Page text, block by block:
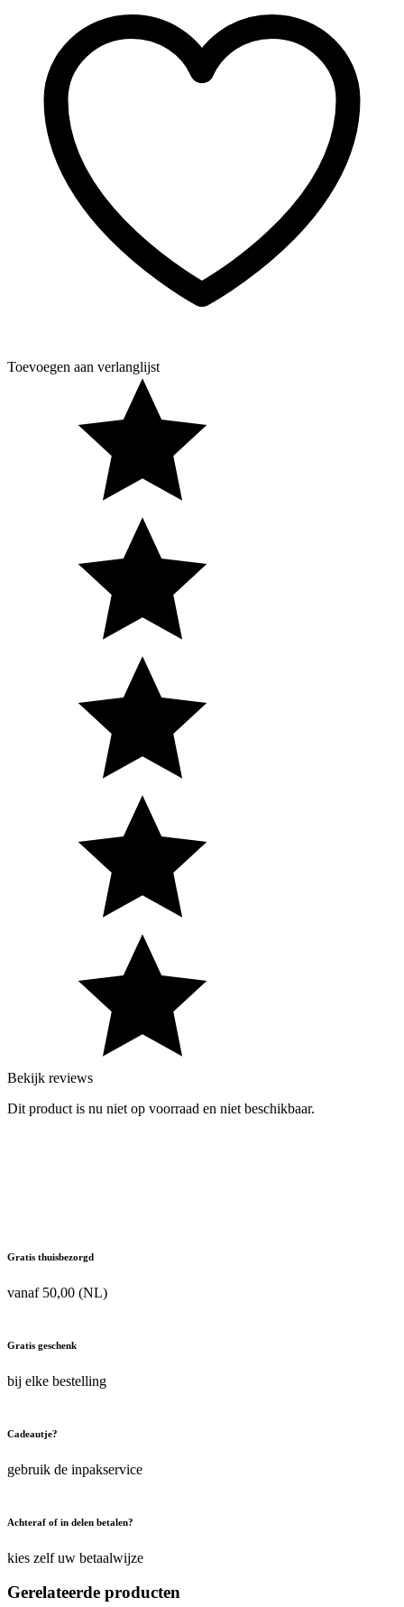
Toevoegen aan verlanglijst
Bekijk reviews
Dit product is nu niet op voorraad en niet beschikbaar.
Gratis thuisbezorgd
vanaf 50,00 (NL)
Gratis geschenk
bij elke bestelling
Cadeautje?
gebruik de inpakservice
Achteraf of in delen betalen?
kies zelf uw betaalwijze
Gerelateerde producten